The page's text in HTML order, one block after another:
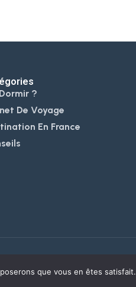
?
De Voyage
En France
que vous en êtes satisfait.